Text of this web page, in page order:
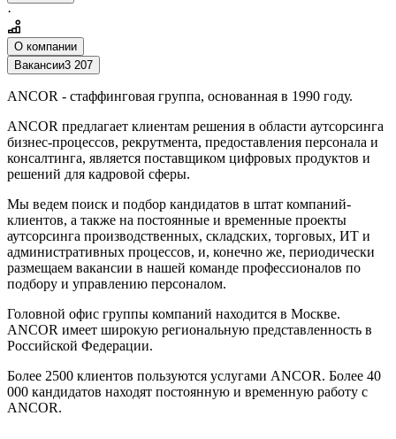
·
О компании
Вакансии3 207
ANCOR - стаффинговая группа, основанная в 1990 году.
ANCOR предлагает клиентам решения в области аутсорсинга
бизнес-процессов, рекрутмента, предоставления персонала и
консалтинга, является поставщиком цифровых продуктов и
решений для кадровой сферы.
Мы ведем поиск и подбор кандидатов в штат компаний-
клиентов, а также на постоянные и временные проекты
аутсорсинга производственных, складских, торговых, ИТ и
административных процессов, и, конечно же, периодически
размещаем вакансии в нашей команде профессионалов по
подбору и управлению персоналом.
Головной офис группы компаний находится в Москве.
ANCOR имеет широкую региональную представленность в
Российской Федерации.
Более 2500 клиентов пользуются услугами ANCOR. Более 40
000 кандидатов находят постоянную и временную работу с
ANCOR.